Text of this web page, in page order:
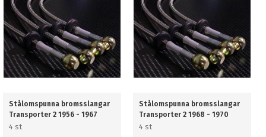
Stålomspunna bromsslangar
Transporter 2 1956 - 1967
4 st
Stålomspunna bromsslangar
Transporter 2 1968 - 1970
4 st